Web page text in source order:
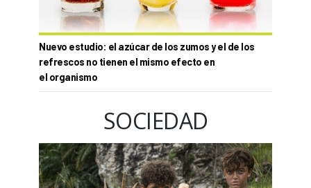
Nuevo estudio: el azúcar de los zumos y el de los
refrescos no tienen el mismo efecto en
el organismo
SOCIEDAD